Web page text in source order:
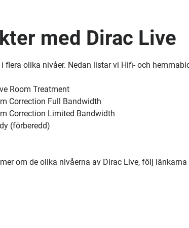
med Dirac Live
flera olika nivåer. Nedan listar vi Hifi- och
Room Treatment
Correction Full Bandwidth
Correction Limited Bandwidth
(förberedd)
om de olika nivåerna av Dirac Live, följ